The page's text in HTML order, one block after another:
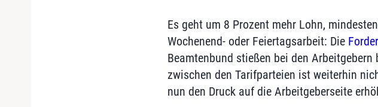
Es geht um 8 Prozent mehr Lohn,
Wochenend- oder Feiertagsarbeit: Die
Beamtenbund stießen bei den
zwischen den Tarifparteien ist weiterhin
nun den Druck auf die Arbeitgeberseite